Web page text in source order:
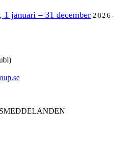
januari – 31 december 2026-